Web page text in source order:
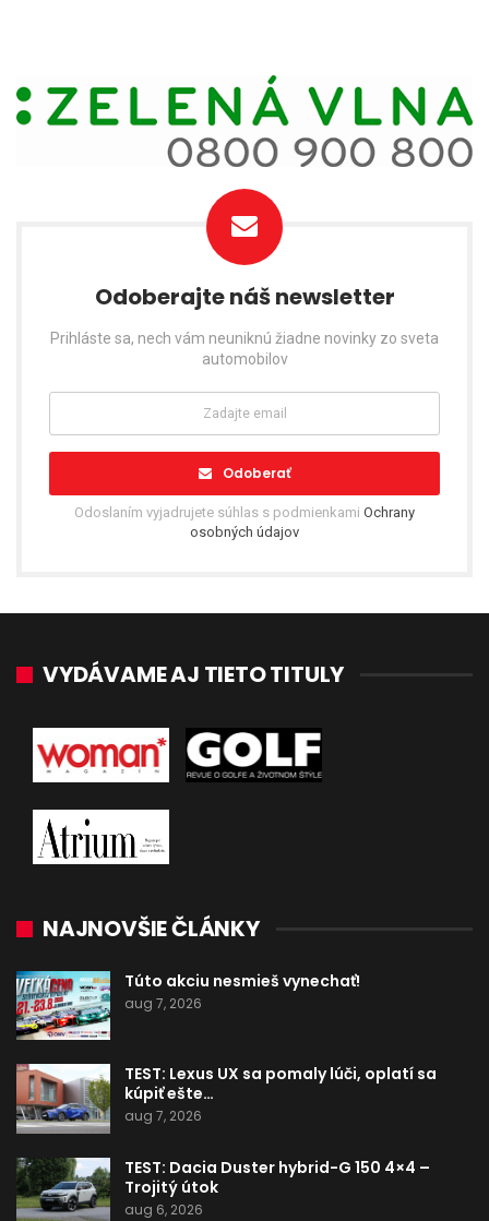
Odoberajte náš newsletter
Prihláste sa, nech vám neuniknú žiadne novinky zo sveta
automobilov
Odoberať
Odoslaním vyjadrujete súhlas s podmienkami Ochrany
osobných údajov
VYDÁVAME AJ TIETO TITULY
NAJNOVŠIE ČLÁNKY
Túto akciu nesmieš vynechať!
aug 7, 2026
TEST: Lexus UX sa pomaly lúči, oplatí sa
kúpiť ešte…
aug 7, 2026
TEST: Dacia Duster hybrid-G 150 4×4 –
Trojitý útok
aug 6, 2026